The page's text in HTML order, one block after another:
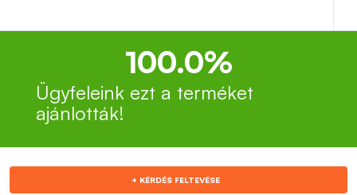
100.0%
Ügyfeleink ezt a terméket
ajánlották!
+ KÉRDÉS FELTEVÉSE